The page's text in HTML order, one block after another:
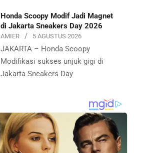
Honda Scoopy Modif Jadi Magnet
di Jakarta Sneakers Day 2026
AMIER 5 AGUSTUS 2026
JAKARTA – Honda Scoopy
Modifikasi sukses unjuk gigi di
Jakarta Sneakers Day